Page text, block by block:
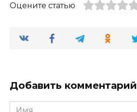
Оцените статью
Добавить комментарий
Имя